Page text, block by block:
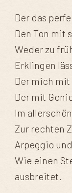
Der das
Den Ton mit
Weder zu
Erklingen
Der mich
Der mit
Im
Zur rechten
Arpeggio
Wie einen
ausbreitet.